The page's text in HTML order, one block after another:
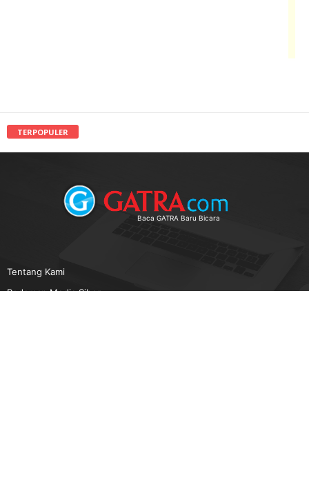
TERPOPULER
Baca GATRA Baru Bicara
Tentang Kami
Pedoman Media Siber